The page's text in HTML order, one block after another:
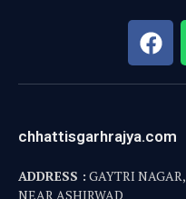
chhattisgarhrajya.com
ADDRESS : GAYTRI NAGAR,
NEAR ASHIRWAD